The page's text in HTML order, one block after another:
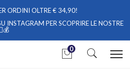
ORDINI OLTRE € 34,90!
INSTAGRAM PER SCOPRIRE LE NOSTRE
0